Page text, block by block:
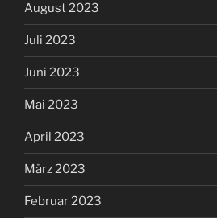
August 2023
Juli 2023
Juni 2023
Mai 2023
April 2023
März 2023
Februar 2023